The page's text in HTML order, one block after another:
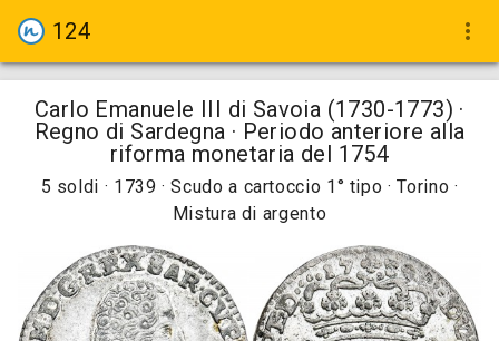
124 more_vert
Carlo Emanuele III di Savoia (1730-1773) ·
Regno di Sardegna · Periodo anteriore alla
riforma monetaria del 1754
5 soldi · 1739 · Scudo a cartoccio 1° tipo · Torino ·
Mistura di argento